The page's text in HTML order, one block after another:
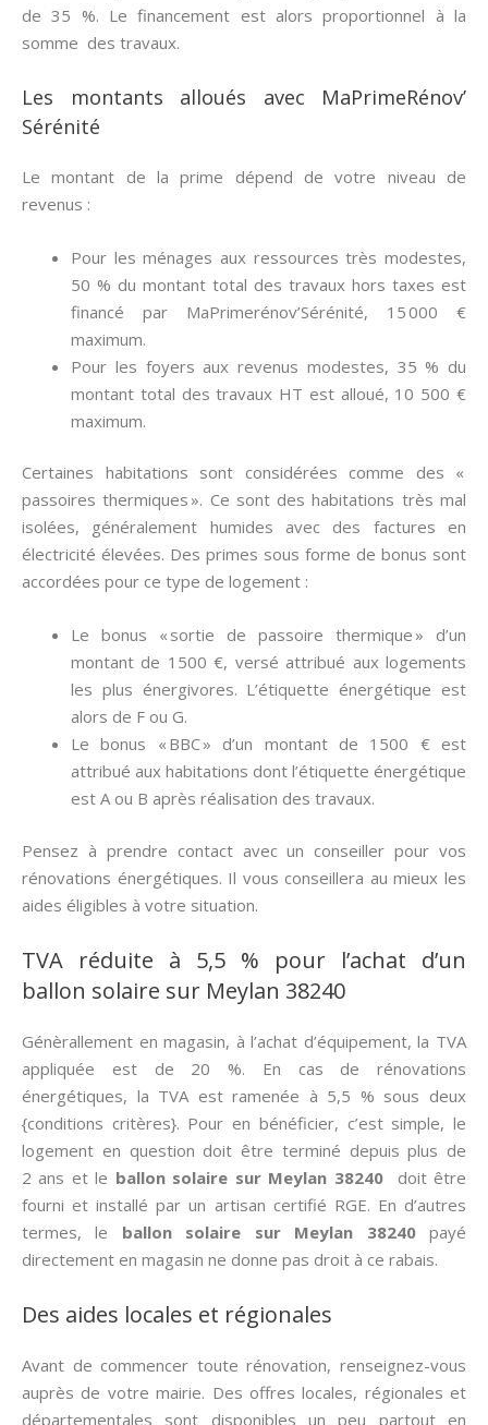
de 35 %. Le financement est alors proportionnel à la
somme des travaux.
Les montants alloués avec MaPrimeRénov’
Sérénité
Le montant de la prime dépend de votre niveau de
revenus :
Pour les ménages aux ressources très modestes,
50 % du montant total des travaux hors taxes est
financé par MaPrimerénov’Sérénité, 15 000 €
maximum.
Pour les foyers aux revenus modestes, 35 % du
montant total des travaux HT est alloué, 10 500 €
maximum.
Certaines habitations sont considérées comme des «
passoires thermiques ». Ce sont des habitations très mal
isolées, généralement humides avec des factures en
électricité élevées. Des primes sous forme de bonus sont
accordées pour ce type de logement :
Le bonus « sortie de passoire thermique » d’un
montant de 1500 €, versé attribué aux logements
les plus énergivores. L’étiquette énergétique est
alors de F ou G.
Le bonus « BBC » d’un montant de 1500 € est
attribué aux habitations dont l’étiquette énergétique
est A ou B après réalisation des travaux.
Pensez à prendre contact avec un conseiller pour vos
rénovations énergétiques. Il vous conseillera au mieux les
aides éligibles à votre situation.
TVA réduite à 5,5 % pour l’achat d’un
ballon solaire sur Meylan 38240
Génèrallement en magasin, à l’achat d’équipement, la TVA
appliquée est de 20 %. En cas de rénovations
énergétiques, la TVA est ramenée à 5,5 % sous deux
{conditions critères}. Pour en bénéficier, c’est simple, le
logement en question doit être terminé depuis plus de
2 ans et le ballon solaire sur Meylan 38240doit être
fourni et installé par un artisan certifié RGE. En d’autres
termes, le ballon solaire sur Meylan 38240payé
directement en magasin ne donne pas droit à ce rabais.
Des aides locales et régionales
Avant de commencer toute rénovation, renseignez-vous
auprès de votre mairie. Des offres locales, régionales et
départementales sont disponibles un peu partout en